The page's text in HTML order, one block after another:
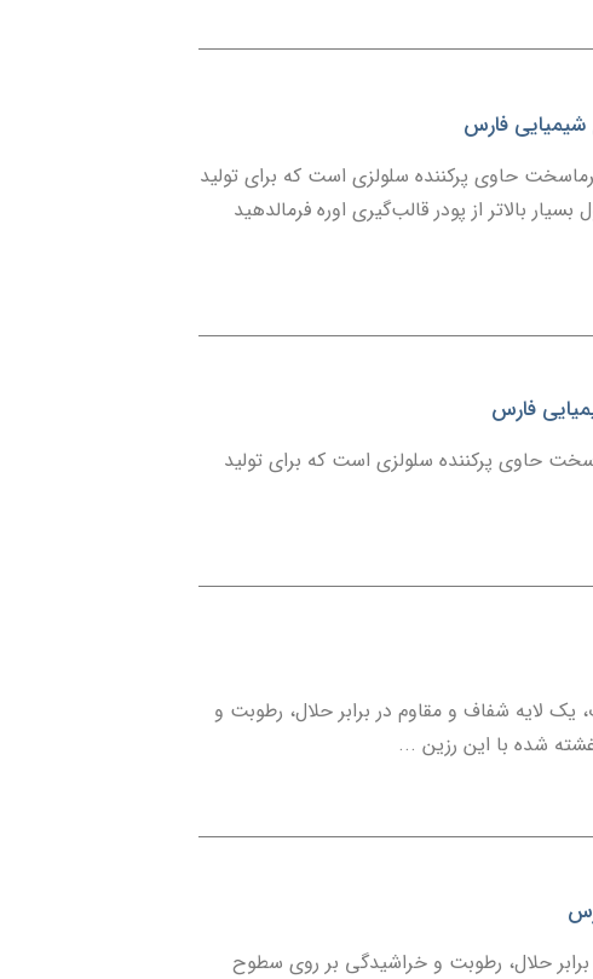
شیمیایی فارس
حاوی پرکننده سلولزی است که برای تولید
بالاتر از پودر قالب‌گیری اوره فرمالدهید
فارس
حاوی پرکننده سلولزی است که برای تولید
یک لایه شفاف و مقاوم در برابر حلال، رطوبت و
شده با این رزین ...
حلال، رطوبت و خراشیدگی بر روی سطوح